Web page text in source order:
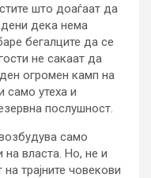
што доаѓаат да
дека нема
бегалците да се
не сакаат да
огромен камп на
само утеха и
послушност.
само
на власта. Но, не и
трајните човекови